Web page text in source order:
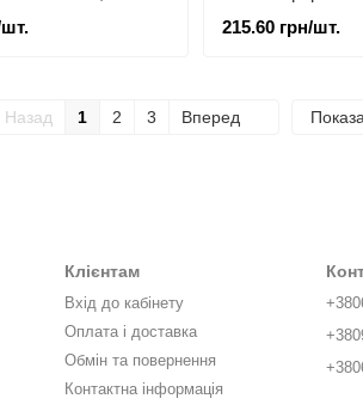
шт.
ATC-100
215.60 грн/шт.
Назад 1 2 3 Вперед
Клієнтам
Вхід до кабінету
Оплата і доставка
Обмін та повернення
Контактна інформація